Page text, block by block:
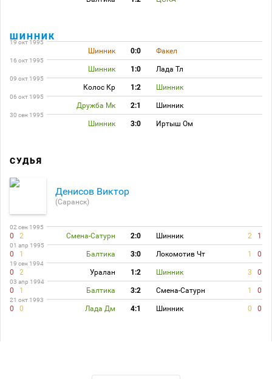
ШИННИК
19 окт 1995
Шинник 0:0 Факел
16 окт 1995
Шинник 1:0 Лада Тл
09 окт 1995
Колос Кр 1:2 Шинник
06 окт 1995
Дружба Мк 2:1 Шинник
30 сен 1995
Шинник 3:0 Иртыш Ом
СУДЬЯ
Денисов Виктор
(Саранск)
02 сен 1995
0 2 Смена-Сатурн 2:0 Шинник 2 1
01 апр 1995
0 1 Балтика 3:0 Локомотив Чт 1 0
19 сен 1994
0 2 Уралан 1:2 Шинник 3 0
03 апр 1994
0 1 Балтика 3:2 Смена-Сатурн 1 0
21 окт 1993
0 0 Лада Дм 4:1 Шинник 0 0